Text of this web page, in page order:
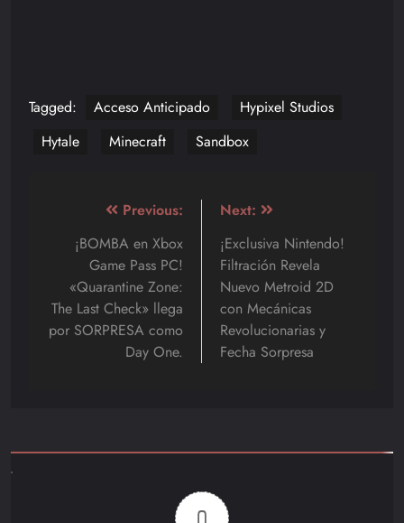
Tagged: Acceso Anticipado
Hypixel Studios
Hytale
Minecraft Sandbox
Navegación
entradas
Previous:
¡BOMBA en Xbox
Game Pass PC!
«Quarantine Zone:
The Last Check» llega
por SORPRESA como
Day One.
Next:
¡Exclusiva Nintendo!
Filtración Revela
Nuevo Metroid 2D
con Mecánicas
Revolucionarias y
Fecha Sorpresa